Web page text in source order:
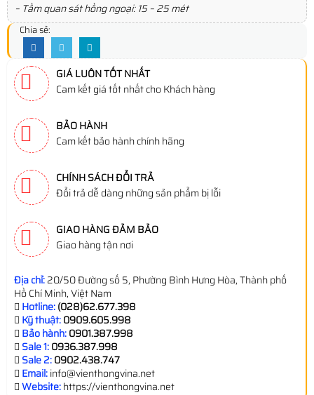
– Tầm quan sát hồng ngoại: 15 – 25 mét
Chia sẻ:
GIÁ LUÔN TỐT NHẤT
Cam kết giá tốt nhất cho Khách hàng
BẢO HÀNH
Cam kết bảo hành chính hãng
CHÍNH SÁCH ĐỔI TRẢ
Đổi trả dễ dàng những sản phẩm bị lỗi
GIAO HÀNG ĐẢM BẢO
Giao hàng tận nơi
Địa chỉ:20/50 Đường số 5, Phường Bình Hưng Hòa, Thành phố
Hồ Chí Minh, Việt Nam
Hotline:(028)62.677.398
Kỹ thuật:0909.605.998
Bảo hành:0901.387.998
Sale 1:0936.387.998
Sale 2:0902.438.747
Email:info@vienthongvina.net
Website:https://vienthongvina.net